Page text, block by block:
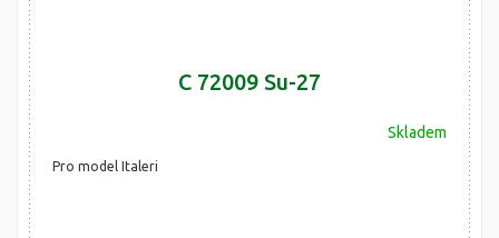
C 72009 Su-27
Skladem
Pro model Italeri